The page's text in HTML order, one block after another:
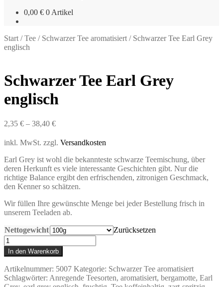
0,00 € 0 Artikel
Start /Tee / Schwarzer Tee aromatisiert / Schwarzer Tee Earl Grey
englisch
Schwarzer Tee Earl Grey
englisch
2,35 € – 38,40 €
inkl. MwSt. zzgl. Versandkosten
Earl Grey ist wohl die bekannteste schwarze Teemischung, über
deren Herkunft es viele interessante Geschichten gibt. Nur die
richtige Balance ergibt den erfrischenden, zitronigen Geschmack,
den Kenner so schätzen.
Wir füllen Ihre gewünschte Menge bei jeder Bestellung frisch in
unserem Teeladen ab.
Nettogewicht
Zurücksetzen
Schwarzer
Tee
Earl
Grey
englisch
Menge
In den Warenkorb
Artikelnummer: 5007 Kategorie: Schwarzer Tee aromatisiert
Schlagwörter: Anregende Teesorten, aromatisiert, bergamotte, Earl